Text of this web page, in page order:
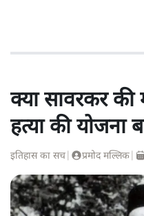
क्या सावरकर की
हत्या की योजना
इतिहास का सच प्रमोद मल्लिक